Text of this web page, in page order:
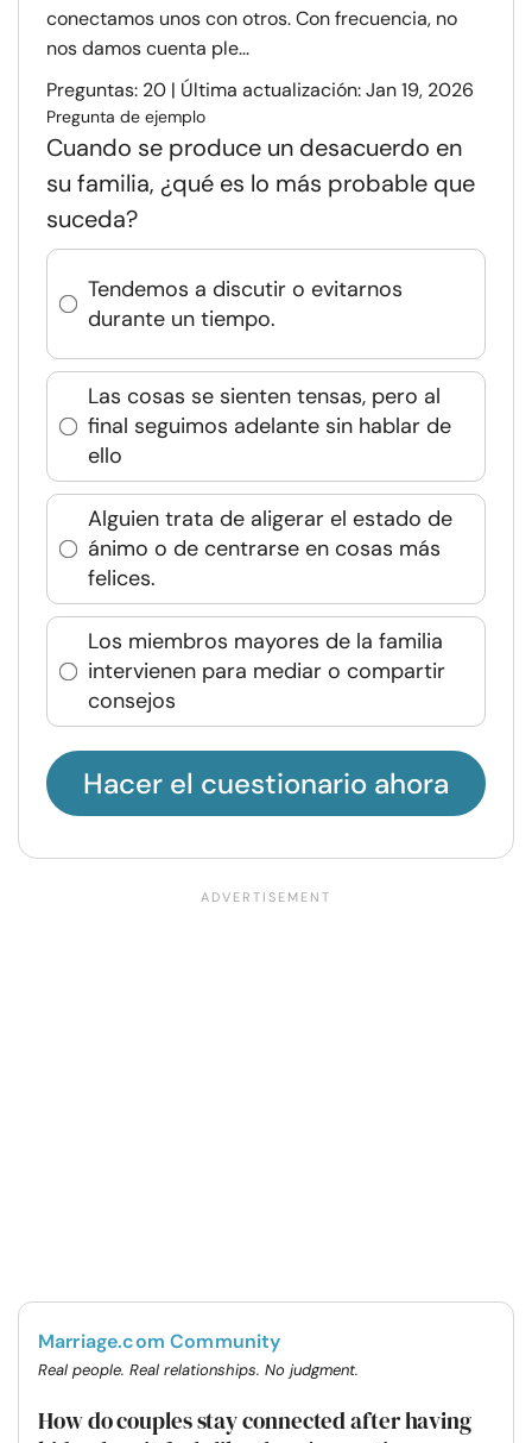
conectamos unos con otros. Con frecuencia, no
nos damos cuenta ple...
Preguntas: 20 | Última actualización: Jan 19, 2026
Pregunta de ejemplo
Cuando se produce un desacuerdo en
su familia, ¿qué es lo más probable que
suceda?
Tendemos a discutir o evitarnos
durante un tiempo.
Las cosas se sienten tensas, pero al
final seguimos adelante sin hablar de
ello
Alguien trata de aligerar el estado de
ánimo o de centrarse en cosas más
felices.
Los miembros mayores de la familia
intervienen para mediar o compartir
consejos
Hacer el cuestionario ahora
Marriage.com Community
Real people. Real relationships. No judgment.
How do couples stay connected after having